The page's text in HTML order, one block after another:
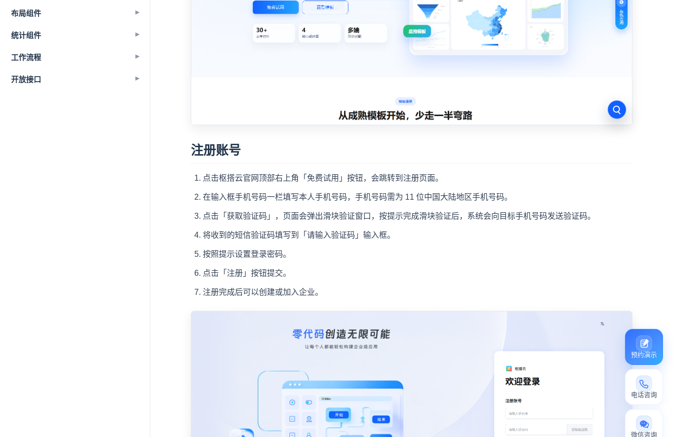
布局组件 ▾
统计组件 ▾
工作流程 ▾
开放接口 ▾
注册账号
点击枢搭云官网顶部右上角「免费试用」按钮，会跳转到注册页面。
在输入框手机号码一栏填写本人手机号码，手机号码需为 11 位中国大陆地区手机号码。
点击「获取验证码」，页面会弹出滑块验证窗口，按提示完成滑块验证后，系统会向目标手机号码发送验证码。
将收到的短信验证码填写到「请输入验证码」输入框。
按照提示设置登录密码。
点击「注册」按钮提交。
注册完成后可以创建或加入企业。
预约演示
电话咨询
微信咨询